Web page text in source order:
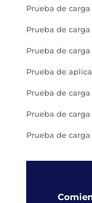
Prueba de carga
Prueba de
Prueba de carga
Prueba de
Prueba de carga
Prueba de carga
Prueba de